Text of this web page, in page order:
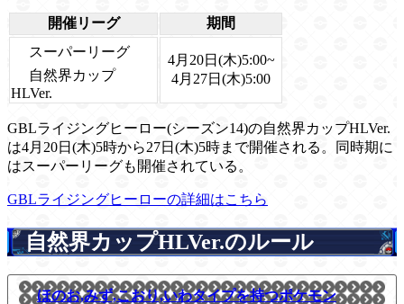
開催リーグ
期間
スーパーリーグ
自然界カップ
HLVer.
4月20日(木)5:00~
4月27日(木)5:00
GBLライジングヒーロー(シーズン14)の自然界カップHLVer.
は4月20日(木)5時から27日(木)5時まで開催される。同時期に
はスーパーリーグも開催されている。
GBLライジングヒーローの詳細はこちら
自然界カップHLVer.のルール
ほのお,みず,こおり,いわタイプを持つポケモン